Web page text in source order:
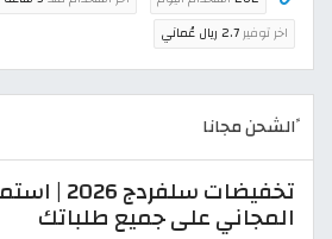
اخر توفير2.7 ريال عُماني
ًالشحن مجانا
تخفيضات
المجاني على جميع طلباتك